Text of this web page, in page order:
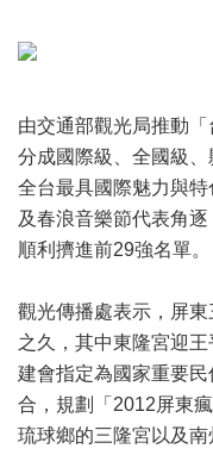
由交通部觀光局推動
分成國際級、全國級
全台最具國際魅力與
及春浪音樂節代表角
順利擠進前29強名單。
觀光傳播處表示，屏
之久，其中東隆宮迎
建會指定為國家重要
合，規劃「2012屏東
琉球鄉的三隆宮以及